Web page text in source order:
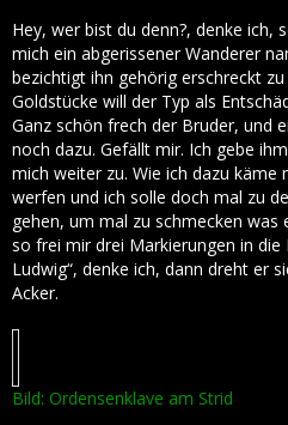
Hey, wer bist du denn?, denke ich,
mich ein abgerissener Wanderer
bezichtigt ihn gehörig erschreckt
Goldstücke will der Typ als
Ganz schön frech der Bruder, und
noch dazu. Gefällt mir. Ich gebe
mich weiter zu. Wie ich dazu
werfen und ich solle doch mal zu
gehen, um mal zu schmecken was
so frei mir drei Markierungen in die
Ludwig“, denke ich, dann dreht er
Acker.
Bild: Ordensenklave am Strid